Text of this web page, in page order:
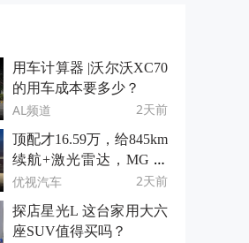
用车计算器 |沃尔沃XC70
的用车成本要多少？
AL频道 2天前
顶配才16.59万，给845km
续航+激光雷达，MG 07
这是掀桌子了？
优视汽车 2天前
探店星光L 这台家用大六
座SUV值得买吗？